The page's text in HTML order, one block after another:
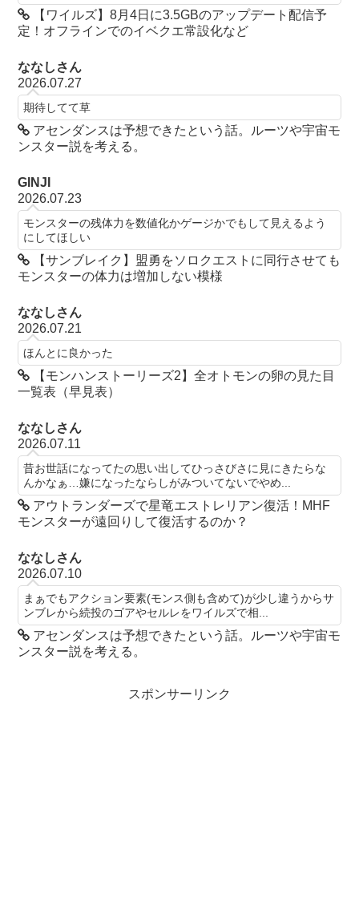
【ワイルズ】8月4日に3.5GBのアップデート配信予
定！オフラインでのイベクエ常設化など
ななしさん
2026.07.27
期待してて草
アセンダンスは予想できたという話。ルーツや宇宙モ
ンスター説を考える。
GINJI
2026.07.23
モンスターの残体力を数値化かゲージかでもして見えるよう
にしてほしい
【サンブレイク】盟勇をソロクエストに同行させても
モンスターの体力は増加しない模様
ななしさん
2026.07.21
ほんとに良かった
【モンハンストーリーズ2】全オトモンの卵の見た目
一覧表（早見表）
ななしさん
2026.07.11
昔お世話になってたの思い出してひっさびさに見にきたらな
んかなぁ…嫌になったならしがみついてないでやめ...
アウトランダーズで星竜エストレリアン復活！MHF
モンスターが遠回りして復活するのか？
ななしさん
2026.07.10
まぁでもアクション要素(モンス側も含めて)が少し違うからサ
ンブレから続投のゴアやセルレをワイルズで相...
アセンダンスは予想できたという話。ルーツや宇宙モ
ンスター説を考える。
スポンサーリンク